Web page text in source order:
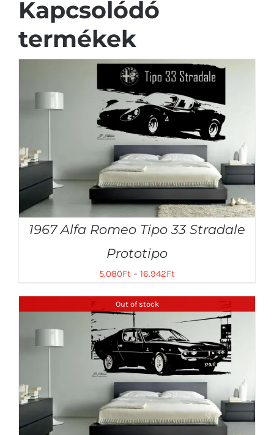
Kapcsolódó
termékek
1967 Alfa Romeo Tipo 33 Stradale
Prototipo
5.080Ft – 16.942Ft
Out of stock